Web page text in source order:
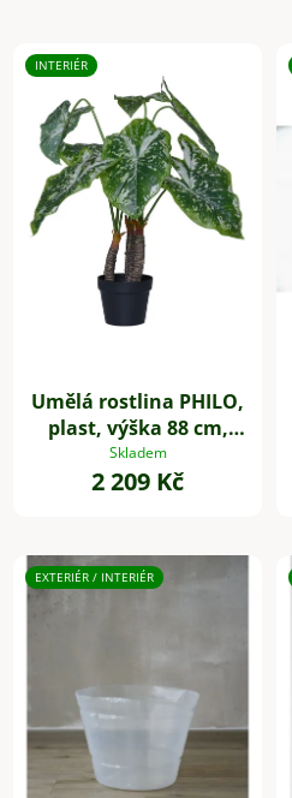
INTERIÉR
Umělá rostlina PHILO,
plast, výška 88 cm,
zelená
Skladem
2 209 Kč
EXTERIÉR / INTERIÉR